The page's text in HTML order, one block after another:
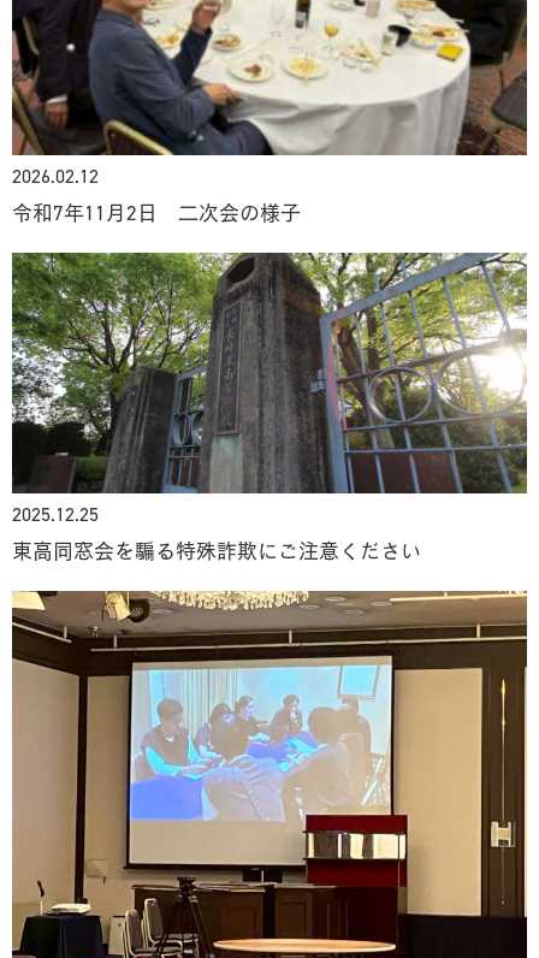
2026.02.12
令和7年11月2日 二次会の様子
2025.12.25
東高同窓会を騙る特殊詐欺にご注意ください